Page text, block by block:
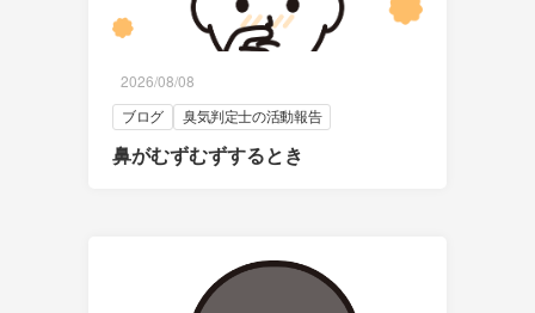
2026/08/08
ブログ 臭気判定士の活動報告
鼻がむずむずするとき